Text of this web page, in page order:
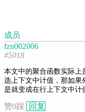
成员
fzn002006
#5018
本文中的聚合函数实际上
选上下文中计值，那如果
是就变成在行上下文中计
赞0踩
回复